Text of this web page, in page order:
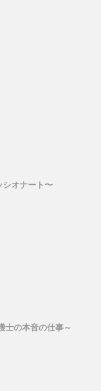
シオナート〜
士の本音の仕事～